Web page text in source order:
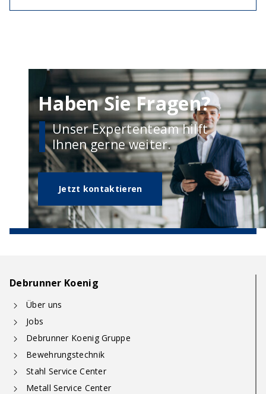
Haben Sie Fragen?
Unser Expertenteam hilft
Ihnen gerne weiter.
Jetzt kontaktieren
Debrunner Koenig
Über uns
Jobs
Debrunner Koenig Gruppe
Bewehrungstechnik
Stahl Service Center
Metall Service Center